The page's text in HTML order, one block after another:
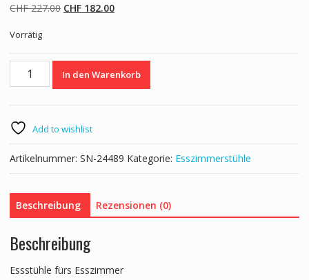
CHF227.00 Ursprünglicher
CHF 227.00
CHF182.00Aktueller
CHF 182.00.
Vorrätig
Esszimmerstuhl
MAFFY
hellgrau
Menge
In den Warenkorb
Add to wishlist
Artikelnummer: SN-24489 Kategorie: Esszimmerstühle
Beschreibung Rezensionen (0)
Beschreibung
Essstühle fürs Esszimmer